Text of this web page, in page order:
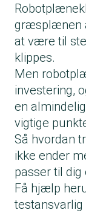
græsplænen
at være til
klippes.
Men
investering,
en
vigtige
Så hvordan
ikke ender
passer til
Få hjælp